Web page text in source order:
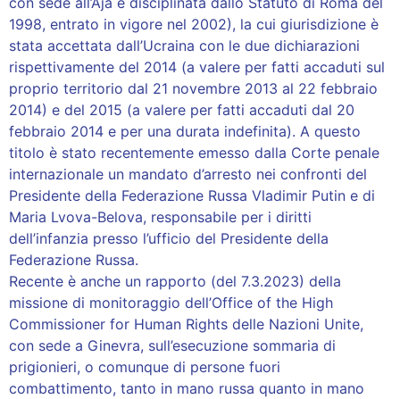
1998, entrato in vigore nel 2002), la cui giurisdizione è
stata accettata dall’Ucraina con le due dichiarazioni
rispettivamente del 2014 (a valere per fatti accaduti sul
proprio territorio dal 21 novembre 2013 al 22 febbraio
2014) e del 2015 (a valere per fatti accaduti dal 20
febbraio 2014 e per una durata indefinita). A questo
titolo è stato recentemente emesso dalla Corte penale
internazionale un mandato d’arresto nei confronti del
Presidente della Federazione Russa Vladimir Putin e di
Maria Lvova-Belova, responsabile per i diritti
dell’infanzia presso l’ufficio del Presidente della
Federazione Russa.
Recente è anche un rapporto (del 7.3.2023) della
missione di monitoraggio dell’Office of the High
Commissioner for Human Rights delle Nazioni Unite,
con sede a Ginevra, sull’esecuzione sommaria di
prigionieri, o comunque di persone fuori
combattimento, tanto in mano russa quanto in mano